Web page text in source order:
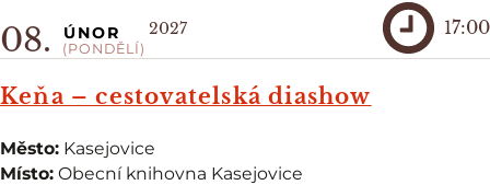
Keňa – cestovatelská diashow
08. ÚNOR
(PONDĚLÍ)
2027 17:00
Město: Kasejovice
Místo: Obecní knihovna Kasejovice